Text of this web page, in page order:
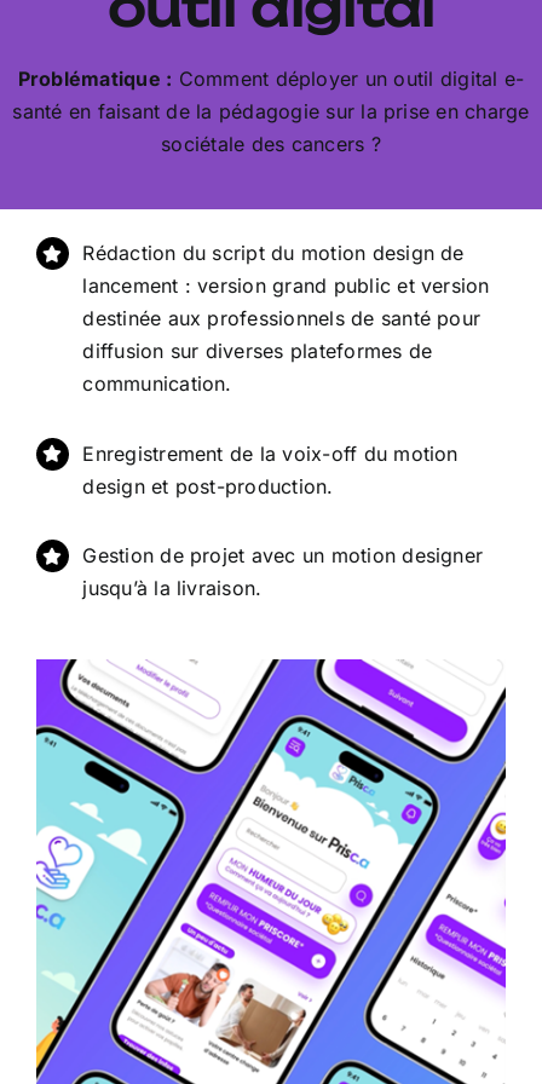
Problématique : Comment déployer un outil digital e-
santé en faisant de la pédagogie sur la prise en charge
sociétale des cancers ?
Rédaction du script du motion design de
lancement : version grand public et version
destinée aux professionnels de santé pour
diffusion sur diverses plateformes de
communication.
Enregistrement de la voix-off du motion
design et post-production.
Gestion de projet avec un motion designer
jusqu’à la livraison.